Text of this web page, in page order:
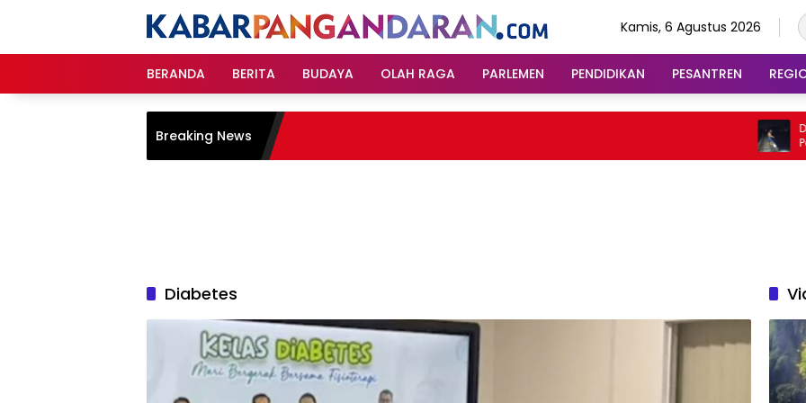
Kamis, 6 Agustus 2026
BERANDA BERITA BUDAYA OLAH RAGA PARLEMEN PENDIDIKAN PESANTREN
Breaking News
Diabetes